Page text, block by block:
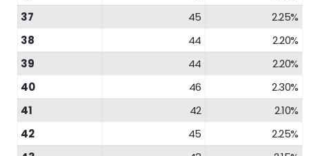
37
45
2.25%
38
44
2.20%
39
44
2.20%
40
46
2.30%
41
42
2.10%
42
45
2.25%